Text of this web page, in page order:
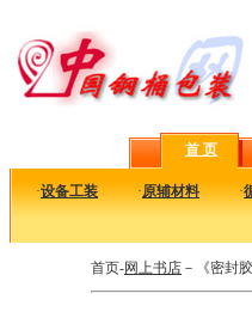
首 页
·设备工装 ·原辅材料 ·
首页-网上书店 －《密封